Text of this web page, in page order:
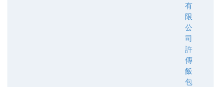
有
限
公
司
許
傳
飯
包